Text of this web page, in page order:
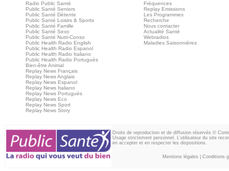
Radio Public Santé
Public Santé Seniors
Public Santé Détente
Public Santé Loisirs & Sports
Public Santé Famille
Public Santé Sexo
Public Santé Nutri-Conso
Public Health Radio English
Public Health Radio Espanol
Public Health Radio Italiano
Public Health Radio Portuguès
Bien-être Animal
Replay News Français
Replay News Anglais
Replay News Espanol
Replay News Italiano
Replay News Portuguès
Replay News Eco
Replay News Sport
Replay News Story
Fréquences
Replay Emissions
Les Programmes
Recherche
Nous contacter
Actualité Santé
Webradios
Maladies Saisonnières
Droits de reproduction et de diffusion réservés ©
Usage strictement personnel. L'utilisateur du site
en accepter et en respecter les dispositions.
Mentions légales Conditions